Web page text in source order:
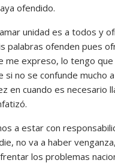
ofendido.
unidad es a todos y
palabras ofenden pues
me expreso, lo tengo
si no se confunde mucho
en cuando es necesario
a estar con
no va a haber
los problemas